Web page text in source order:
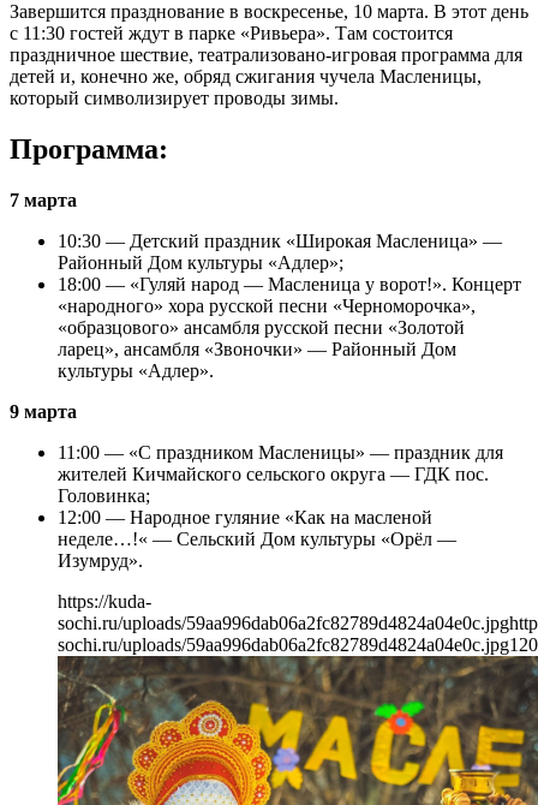
Завершится празднование в воскресенье, 10 марта. В этот день
с 11:30 гостей ждут в парке «Ривьера». Там состоится
праздничное шествие, театрализовано-игровая программа для
детей и, конечно же, обряд сжигания чучела Масленицы,
который символизирует проводы зимы.
Программа:
7 марта
10:30 — Детский праздник «Широкая Масленица» —
Районный Дом культуры «Адлер»;
18:00 — «Гуляй народ — Масленица у ворот!». Концерт
«народного» хора русской песни «Черноморочка»,
«образцового» ансамбля русской песни «Золотой
ларец», ансамбля «Звоночки» — Районный Дом
культуры «Адлер».
9 марта
11:00 — «С праздником Масленицы» — праздник для
жителей Кичмайского сельского округа — ГДК пос.
Головинка;
12:00 — Народное гуляние «Как на масленой
неделе…!« — Сельский Дом культуры «Орёл —
Изумруд».
https://kuda-
sochi.ru/uploads/59aa996dab06a2fc82789d4824a04e0c.jpg
sochi.ru/uploads/59aa996dab06a2fc82789d4824a04e0c.jpg